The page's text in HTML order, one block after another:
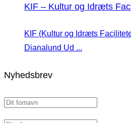
KIF – Kultur og Idræts
KIF (Kultur og Idræts
Dianalund Ud ...
Nyhedsbrev